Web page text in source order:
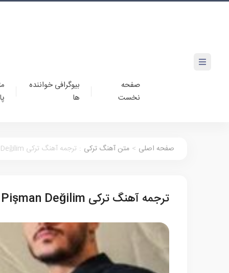
صفحه
نخست
بیوگرافی خواننده
ها
صفحه اصلی > متن آهنگ ترکی : ترجمه آهنگ ترکی Semicenk Pişman Değilim
ترجمه آهنگ ترکی Semicenk Pişman Değilim